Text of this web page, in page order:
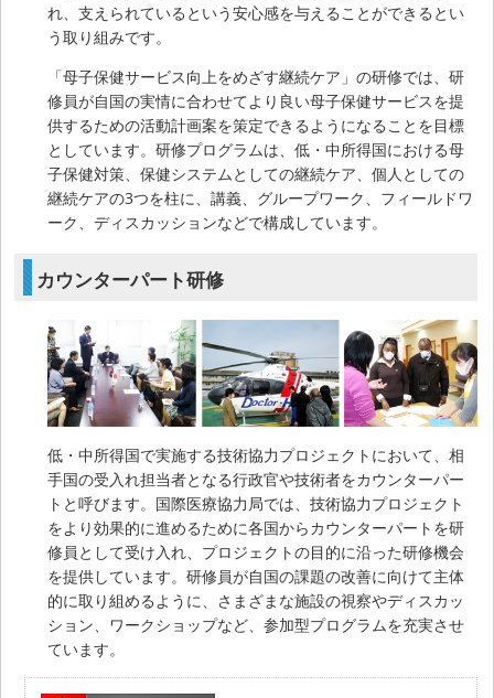
れ、支えられているという安心感を与えることができるとい
う取り組みです。
「母子保健サービス向上をめざす継続ケア」の研修では、研
修員が自国の実情に合わせてより良い母子保健サービスを提
供するための活動計画案を策定できるようになることを目標
としています。研修プログラムは、低・中所得国における母
子保健対策、保健システムとしての継続ケア、個人としての
継続ケアの3つを柱に、講義、グループワーク、フィールドワ
ーク、ディスカッションなどで構成しています。
カウンターパート研修
低・中所得国で実施する技術協力プロジェクトにおいて、相
手国の受入れ担当者となる行政官や技術者をカウンターパー
トと呼びます。国際医療協力局では、技術協力プロジェクト
をより効果的に進めるために各国からカウンターパートを研
修員として受け入れ、プロジェクトの目的に沿った研修機会
を提供しています。研修員が自国の課題の改善に向けて主体
的に取り組めるように、さまざまな施設の視察やディスカッ
ション、ワークショップなど、参加型プログラムを充実させ
ています。